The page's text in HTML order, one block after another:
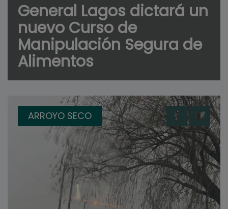
General Lagos dictará un
nuevo Curso de
Manipulación Segura de
Alimentos
ARROYO SECO